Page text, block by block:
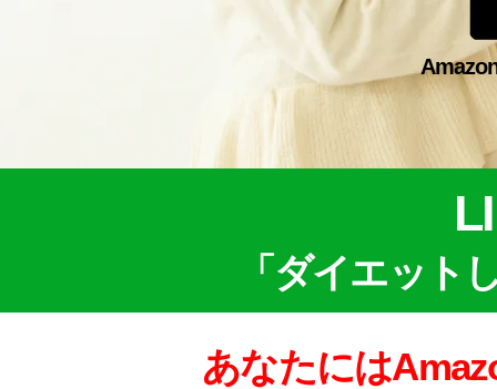
「ダイエット
あなたには